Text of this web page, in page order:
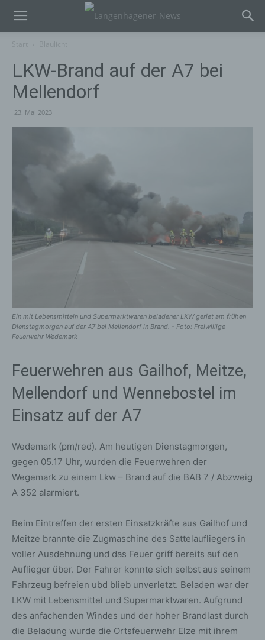
LKW-Brand auf der A7 bei
Mellendorf
23. Mai 2023
Ein mit Lebensmitteln und Supermarktwaren beladener LKW geriet am frühen
Dienstagmorgen auf der A7 bei Mellendorf in Brand. - Foto: Freiwillige
Feuerwehr Wedemark
Feuerwehren aus Gailhof, Meitze,
Mellendorf und Wennebostel im
Einsatz auf der A7
Wedemark (pm/red). Am heutigen Dienstagmorgen,
gegen 05.17 Uhr, wurden die Feuerwehren der
Wegemark zu einem Lkw – Brand auf die BAB 7 / Abzweig
A 352 alarmiert.
Beim Eintreffen der ersten Einsatzkräfte aus Gailhof und
Meitze brannte die Zugmaschine des Sattelaufliegers in
voller Ausdehnung und das Feuer griff bereits auf den
Auflieger über. Der Fahrer konnte sich selbst aus seinem
Fahrzeug befreien ubd blieb unverletzt. Beladen war der
LKW mit Lebensmittel und Supermarktwaren. Aufgrund
des anfachenden Windes und der hoher Brandlast durch
die Beladung wurde die Ortsfeuerwehr Elze mit ihrem